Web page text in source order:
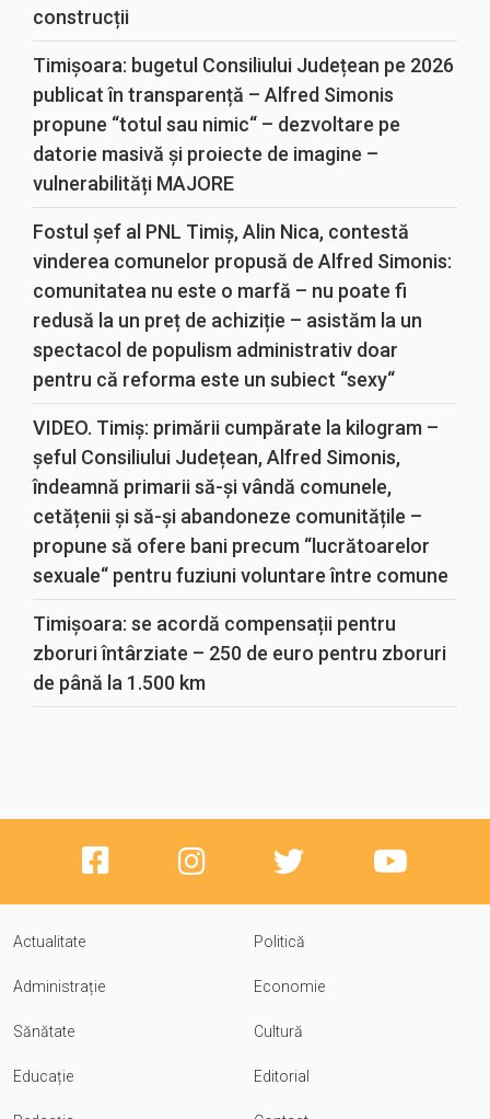
construcții
Timișoara: bugetul Consiliului Județean pe 2026
publicat în transparență – Alfred Simonis
propune “totul sau nimic“ – dezvoltare pe
datorie masivă și proiecte de imagine –
vulnerabilități MAJORE
Fostul șef al PNL Timiș, Alin Nica, contestă
vinderea comunelor propusă de Alfred Simonis:
comunitatea nu este o marfă – nu poate fi
redusă la un preț de achiziție – asistăm la un
spectacol de populism administrativ doar
pentru că reforma este un subiect “sexy“
VIDEO. Timiș: primării cumpărate la kilogram –
șeful Consiliului Județean, Alfred Simonis,
îndeamnă primarii să-și vândă comunele,
cetățenii și să-și abandoneze comunitățile –
propune să ofere bani precum “lucrătoarelor
sexuale“ pentru fuziuni voluntare între comune
Timișoara: se acordă compensații pentru
zboruri întârziate – 250 de euro pentru zboruri
de până la 1.500 km
Actualitate Politică
Administrație Economie
Sănătate Cultură
Educație Editorial